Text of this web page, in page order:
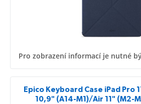
Pro zobrazení informací je nutné
Epico Keyboard Case iPad Pro
10,9" (A14-M1)/Air 11" (M2-